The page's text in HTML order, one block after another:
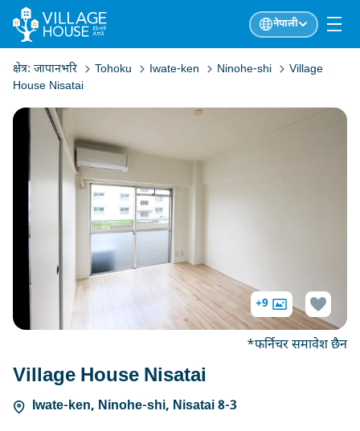
नेपाली
क्षेत्र: जापानभरि Tohoku Iwate-ken Ninohe-shi
Village
House Nisatai
Village House Nisatai
Iwate-ken, Ninohe-shi, Nisatai 8-3
+9
*फर्निचर समावेश छैन